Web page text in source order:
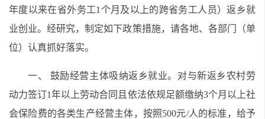
年度以来在省外务工1个月及以上的跨省务工人员）返乡就
业创业。经研究，制定如下政策措施，请各地、各部门（单
位）认真抓好落实。
一、 鼓励经营主体吸纳返乡就业。对与新返乡农村劳
动力签订1年以上劳动合同且依法依规足额缴纳3个月以上社
会保险费的各类生产经营主体，按照500元/人的标准，给予